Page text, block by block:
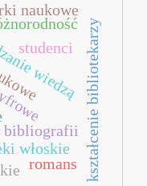
wiedząkształcenie bibliotekarzy
bibliografii
naukowe
włoskie
romans
studenci